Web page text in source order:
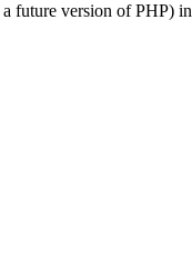
future version of PHP) in